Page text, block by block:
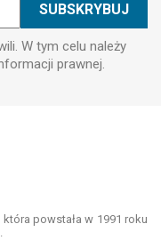
W tym celu należy
prawnej.
powstała w 1991 roku